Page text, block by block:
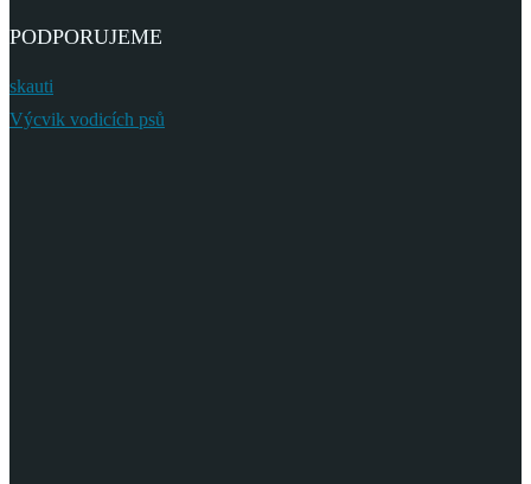
PODPORUJEME
skauti
Výcvik vodicích psů